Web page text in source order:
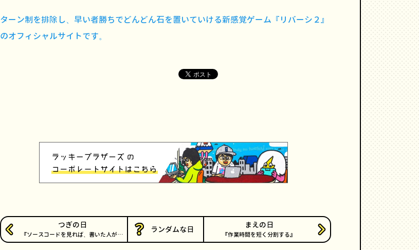
ターン制を排除し、早い者勝ちでどんどん石を置いていける新感覚ゲーム『リバーシ２』
のオフィシャルサイトです。
つぎの日
ソースコードを見れば、書いた人が…
ランダムな日 まえの日
作業時間を短く分割する